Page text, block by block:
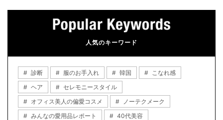
人気のキーワード
診断 服のお手入れ 韓国
こなれ感
ヘア
セレモニースタイル
オフィス美人の偏愛コスメ
ノーテクメーク
みんなの愛用品レポート
40代美容